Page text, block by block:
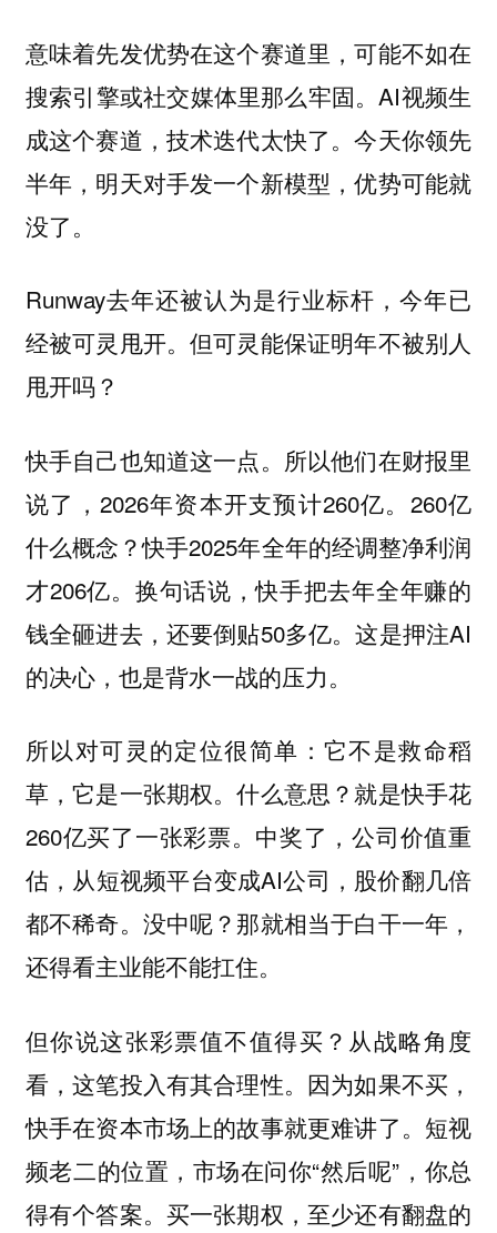
意味着先发优势在这个赛道里，可能不如在
搜索引擎或社交媒体里那么牢固。AI视频生
成这个赛道，技术迭代太快了。今天你领先
半年，明天对手发一个新模型，优势可能就
没了。
Runway去年还被认为是行业标杆，今年已
经被可灵甩开。但可灵能保证明年不被别人
甩开吗？
快手自己也知道这一点。所以他们在财报里
说了，2026年资本开支预计260亿。260亿
什么概念？快手2025年全年的经调整净利润
才206亿。换句话说，快手把去年全年赚的
钱全砸进去，还要倒贴50多亿。这是押注AI
的决心，也是背水一战的压力。
所以对可灵的定位很简单：它不是救命稻
草，它是一张期权。什么意思？就是快手花
260亿买了一张彩票。中奖了，公司价值重
估，从短视频平台变成AI公司，股价翻几倍
都不稀奇。没中呢？那就相当于白干一年，
还得看主业能不能扛住。
但你说这张彩票值不值得买？从战略角度
看，这笔投入有其合理性。因为如果不买，
快手在资本市场上的故事就更难讲了。短视
频老二的位置，市场在问你“然后呢”，你总
得有个答案。买一张期权，至少还有翻盘的